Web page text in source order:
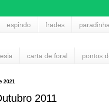
espindo frades
carta de foral pontos
2021
2011